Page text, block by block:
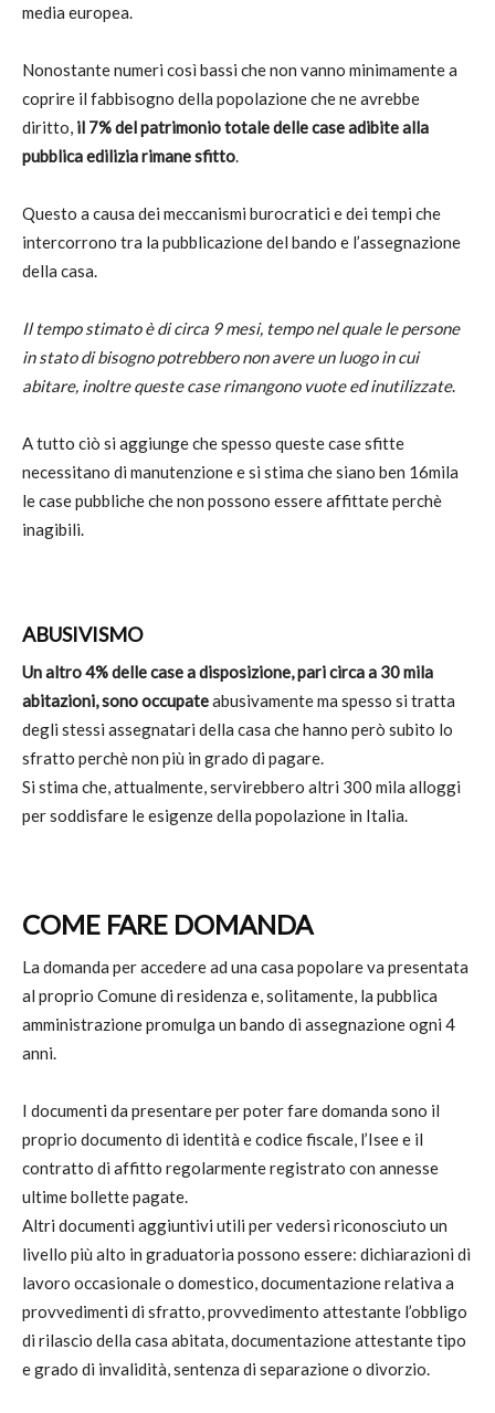
media europea.
Nonostante numeri così bassi che non vanno minimamente a
coprire il fabbisogno della popolazione che ne avrebbe
diritto, il 7% del patrimonio totale delle case adibite alla
pubblica edilizia rimane sfitto.
Questo a causa dei meccanismi burocratici e dei tempi che
intercorrono tra la pubblicazione del bando e l’assegnazione
della casa.
Il tempo stimato è di circa 9 mesi, tempo nel quale le persone
in stato di bisogno potrebbero non avere un luogo in cui
abitare, inoltre queste case rimangono vuote ed inutilizzate.
A tutto ciò si aggiunge che spesso queste case sfitte
necessitano di manutenzione e si stima che siano ben 16mila
le case pubbliche che non possono essere affittate perchè
inagibili.
ABUSIVISMO
Un altro 4% delle case a disposizione, pari circa a 30 mila
abitazioni, sono occupateabusivamente ma spesso si tratta
degli stessi assegnatari della casa che hanno però subito lo
sfratto perchè non più in grado di pagare.
Si stima che, attualmente, servirebbero altri 300 mila alloggi
per soddisfare le esigenze della popolazione in Italia.
COME FARE DOMANDA
La domanda per accedere ad una casa popolare va presentata
al proprio Comune di residenza e, solitamente, la pubblica
amministrazione promulga un bando di assegnazione ogni 4
anni.
I documenti da presentare per poter fare domanda sono il
proprio documento di identità e codice fiscale, l’Isee e il
contratto di affitto regolarmente registrato con annesse
ultime bollette pagate.
Altri documenti aggiuntivi utili per vedersi riconosciuto un
livello più alto in graduatoria possono essere: dichiarazioni di
lavoro occasionale o domestico, documentazione relativa a
provvedimenti di sfratto, provvedimento attestante l’obbligo
di rilascio della casa abitata, documentazione attestante tipo
e grado di invalidità, sentenza di separazione o divorzio.